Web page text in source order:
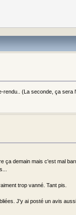
(La seconde, ça
demain mais c'est mal
trop vanné. Tant pis.
J'y ai posté un avis